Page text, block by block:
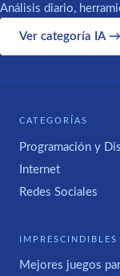
Análisis diario,
Ver categoría IA →
CATEGORÍAS
Programación y
Internet
Redes Sociales
IMPRESCINDIBLES
Mejores juegos